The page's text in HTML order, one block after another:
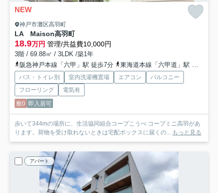
NEW
神戸市灘区高羽町
LA Maison高羽町
18.9万円 管理/共益費10,000円
3階 / 69.88㎡ / 3LDK /築1年
阪急神戸本線「六甲」駅 徒歩7分
東海道本線「六甲道」駅 徒歩12分
バス・トイレ別 室内洗濯機置場 エアコン
バルコニー
フローリング
電気有
敷0 即入居可
歩いて344mの場所に、生活協同組合コープこうべ コープミニ高羽があ
ります。荷物を受け取れないときは宅配ボックスに届くの... もっと見る
アパート